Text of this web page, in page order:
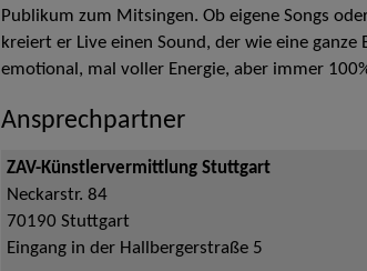
Publikum zum Mitsingen. Ob eigene Songs
kreiert er Live einen Sound, der wie eine ganze
emotional, mal voller Energie, aber immer
Ansprechpartner
ZAV-Künstlervermittlung Stuttgart
Neckarstr. 84
70190 Stuttgart
Eingang in der Hallbergerstraße 5